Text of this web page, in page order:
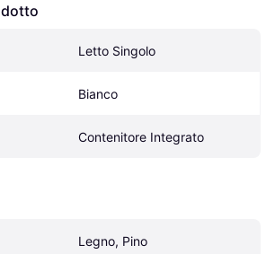
Letto Singolo
Bianco
Contenitore Integrato
Legno, Pino